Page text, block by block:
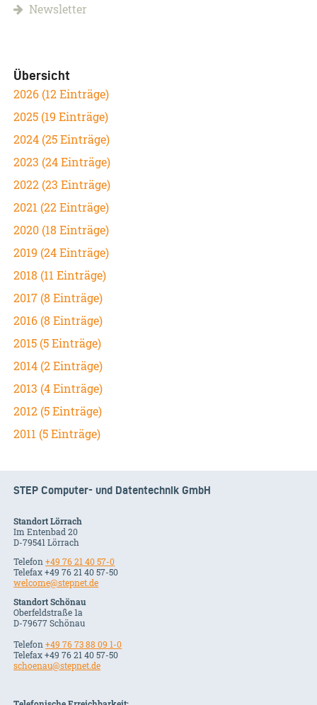
Newsletter
Übersicht
2026 (12 Einträge)
2025 (19 Einträge)
2024 (25 Einträge)
2023 (24 Einträge)
2022 (23 Einträge)
2021 (22 Einträge)
2020 (18 Einträge)
2019 (24 Einträge)
2018 (11 Einträge)
2017 (8 Einträge)
2016 (8 Einträge)
2015 (5 Einträge)
2014 (2 Einträge)
2013 (4 Einträge)
2012 (5 Einträge)
2011 (5 Einträge)
STEP Computer- und Datentechnik GmbH
Standort Lörrach
Im Entenbad 20
D-79541 Lörrach
Telefon+49 76 21 40 57-0
Telefax +49 76 21 40 57-50
welcome@stepnet.de
Standort Schönau
Oberfeldstraße 1a
D-79677 Schönau
Telefon+49 76 73 88 09 1-0
Telefax +49 76 21 40 57-50
schoenau@stepnet.de